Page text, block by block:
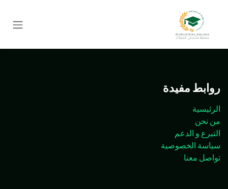
روابط مفيدة
الرئيسية
من نحن
التبرع و الدعم
سياسة الخصوصية
تواصل معنا